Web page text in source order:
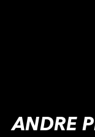
ANDRE